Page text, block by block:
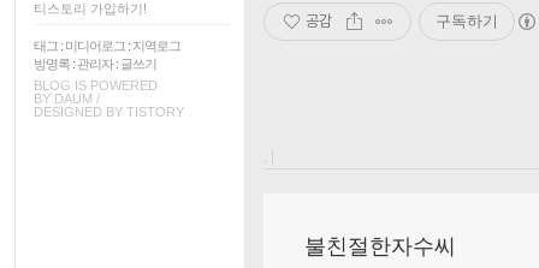
티스토리 가입하기!
태그 : 미디어로그 : 지역로그
방명록 : 관리자: 글쓰기
BLOG IS POWERED
BY DAUM /
DESIGNED BY TISTORY
공감 구독하기
, |
불친절한자수씨